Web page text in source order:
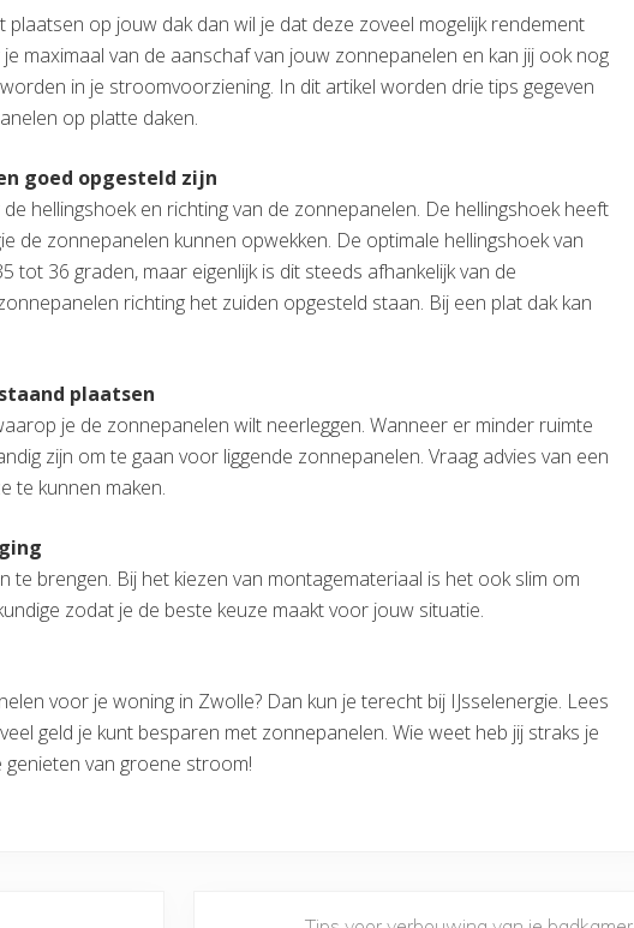
op jouw dak dan wil je dat deze zoveel mogelijk rendement
maximaal van de aanschaf van jouw zonnepanelen en kan jij ook nog
in je stroomvoorziening. In dit artikel worden drie tips gegeven
op platte daken.
goed opgesteld zijn
hellingshoek en richting van de zonnepanelen. De hellingshoek heeft
de zonnepanelen kunnen opwekken. De optimale hellingshoek van
tot 36 graden, maar eigenlijk is dit steeds afhankelijk van de
richting het zuiden opgesteld staan. Bij een plat dak kan
plaatsen
je de zonnepanelen wilt neerleggen. Wanneer er minder ruimte
zijn om te gaan voor liggende zonnepanelen. Vraag advies van een
te kunnen maken.
te brengen. Bij het kiezen van montagemateriaal is het ook slim om
zodat je de beste keuze maakt voor jouw situatie.
voor je woning in Zwolle? Dan kun je terecht bij IJsselenergie. Lees
geld je kunt besparen met zonnepanelen. Wie weet heb jij straks je
van groene stroom!